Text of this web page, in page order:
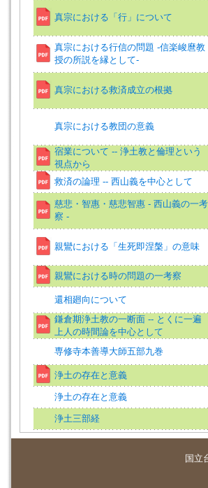
真宗における「行」について
真宗における行信の問題 -信楽峻麿教
授の所説を縁として-
真宗における救済成立の根拠
真宗における教団の意義
宿業について -- 浄土教と倫理という
視点から
救済の論理 -- 西山義を中心として
慈悲・智惠・慈悲智惠 - 西山義の一考
察 -
親鸞における「生死即涅槃」の意味
親鸞における時の問題の一考察
還相廻向について
鎌倉期浄土教の一断面 -- とくに一遍
上人の時間論を中心として
専修寺本善導大師五部九巻
浄土の存在と意義
浄土の存在と意義
浄土三部経
国立